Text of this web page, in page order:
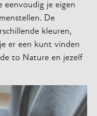
eenvoudig je eigen
De
kleuren,
er een kunt vinden
to Nature en jezelf